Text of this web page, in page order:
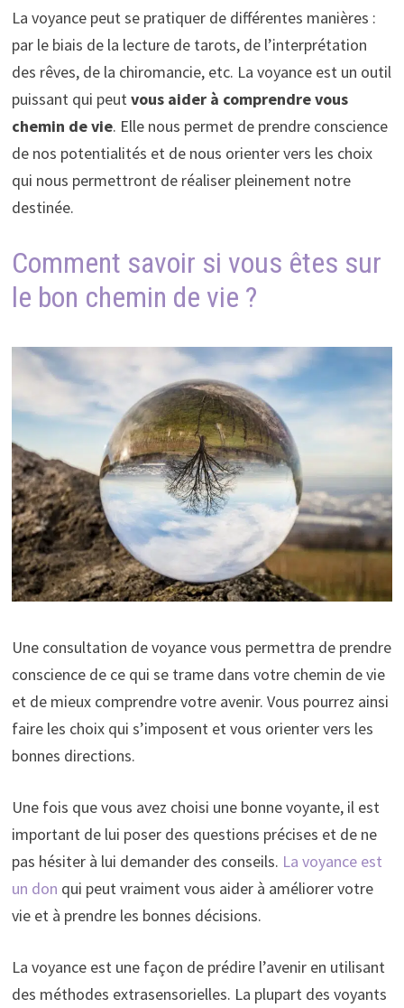
La voyance peut se pratiquer de différentes manières :
par le biais de la lecture de tarots, de l’interprétation
des rêves, de la chiromancie, etc. La voyance est un outil
puissant qui peutvous aider à comprendre vous
chemin de vie. Elle nous permet de prendre conscience
de nos potentialités et de nous orienter vers les choix
qui nous permettront de réaliser pleinement notre
destinée.
Comment savoir si vous êtes sur
le bon chemin de vie ?
Une consultation de voyance vous permettra de prendre
conscience de ce qui se trame dans votre chemin de vie
et de mieux comprendre votre avenir. Vous pourrez ainsi
faire les choix qui s’imposent et vous orienter vers les
bonnes directions.
Une fois que vous avez choisi une bonne voyante, il est
important de lui poser des questions précises et de ne
pas hésiter à lui demander des conseils. La voyance est
un don qui peut vraiment vous aider à améliorer votre
vie et à prendre les bonnes décisions.
La voyance est une façon de prédire l’avenir en utilisant
des méthodes extrasensorielles. La plupart des voyants